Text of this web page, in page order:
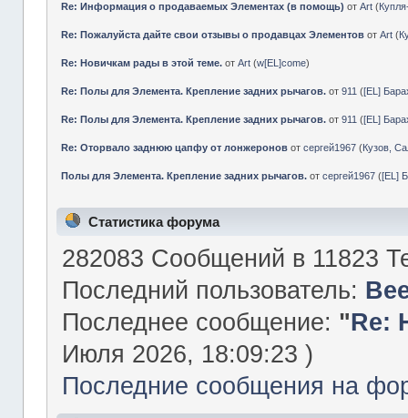
Re: Информация о продаваемых Элементах (в помощь) отArt (
Re: Пожалуйста дайте свои отзывы о продавцах Элементов отArt (
Re: Новичкам рады в этой теме. отArt (w[EL]come)
Re: Полы для Элемента. Крепление задних рычагов. от911 ([EL]
Re: Полы для Элемента. Крепление задних рычагов. от911 ([EL]
Re: Оторвало заднюю цапфу от лонжеронов отсергей1967 (Кузов,
Полы для Элемента. Крепление задних рычагов. отсергей1967 ([EL]
Статистика форума
282083 Сообщений в 11823
Последний пользователь:
Последнее сообщение: "Re:
Июля 2026, 18:09:23 )
Последние сообщения на